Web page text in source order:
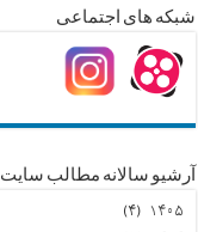
شبکه های اجتماعی
آرشیو سالانه مطالب سایت
۱۴۰۵ (۴)